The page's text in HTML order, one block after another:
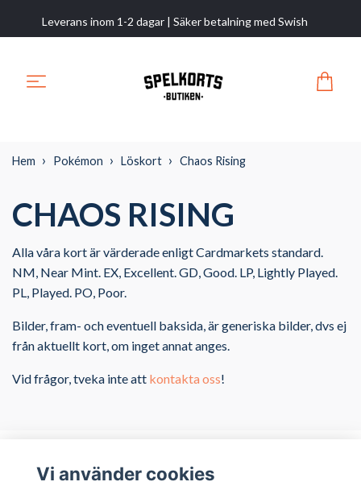
Leverans inom 1-2 dagar | Säker betalning med Swish
Hem Pokémon Löskort Chaos Rising
CHAOS RISING
Alla våra kort är värderade enligt Cardmarkets standard.
NM, Near Mint. EX, Excellent. GD, Good. LP, Lightly Played.
PL, Played. PO, Poor.
Bilder, fram- och eventuell baksida, är generiska bilder, dvs ej
från aktuellt kort, om inget annat anges.
Vid frågor, tveka inte att kontakta oss!
Vi använder cookies